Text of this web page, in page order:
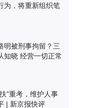
为，将重新组织笔
明被刑事拘留？三
知晓 经营一切正常
”重考，维护人事
| 新京报快评